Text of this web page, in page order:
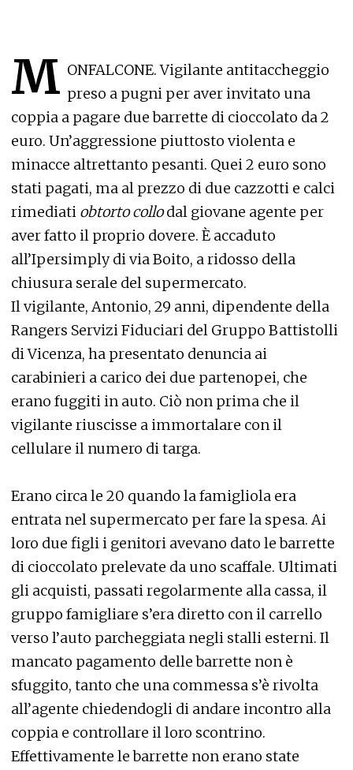
M ONFALCONE. Vigilante antitaccheggio
preso a pugni per aver invitato una
coppia a pagare due barrette di cioccolato da 2
euro. Un’aggressione piuttosto violenta e
minacce altrettanto pesanti. Quei 2 euro sono
stati pagati, ma al prezzo di due cazzotti e calci
rimediati obtorto collodal giovane agente per
aver fatto il proprio dovere. È accaduto
all’Ipersimply di via Boito, a ridosso della
chiusura serale del supermercato.
Il vigilante, Antonio, 29 anni, dipendente della
Rangers Servizi Fiduciari del Gruppo Battistolli
di Vicenza, ha presentato denuncia ai
carabinieri a carico dei due partenopei, che
erano fuggiti in auto. Ciò non prima che il
vigilante riuscisse a immortalare con il
cellulare il numero di targa.
Erano circa le 20 quando la famigliola era
entrata nel supermercato per fare la spesa. Ai
loro due figli i genitori avevano dato le barrette
di cioccolato prelevate da uno scaffale. Ultimati
gli acquisti, passati regolarmente alla cassa, il
gruppo famigliare s’era diretto con il carrello
verso l’auto parcheggiata negli stalli esterni. Il
mancato pagamento delle barrette non è
sfuggito, tanto che una commessa s’è rivolta
all’agente chiedendogli di andare incontro alla
coppia e controllare il loro scontrino.
Effettivamente le barrette non erano state